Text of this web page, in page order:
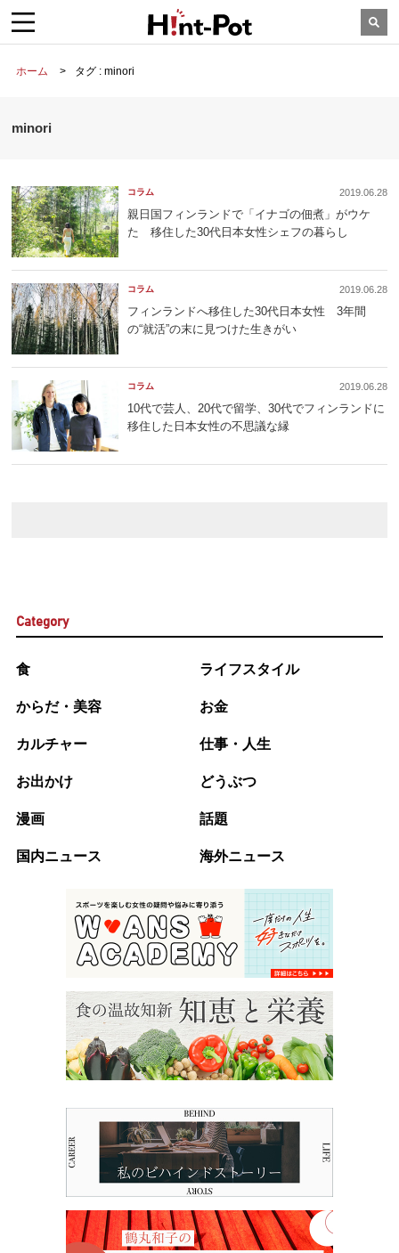
ホーム タグ : minori
minori
コラム 2019.06.28
親日国フィンランドで「イナゴの佃煮」がウケ
た 移住した30代日本女性シェフの暮らし
コラム 2019.06.28
フィンランドへ移住した30代日本女性 3年間
の“就活”の末に見つけた生きがい
コラム 2019.06.28
10代で芸人、20代で留学、30代でフィンランドに
移住した日本女性の不思議な縁
Category
食 ライフスタイル
からだ・美容 お金
カルチャー 仕事・人生
お出かけ どうぶつ
漫画 話題
国内ニュース 海外ニュース